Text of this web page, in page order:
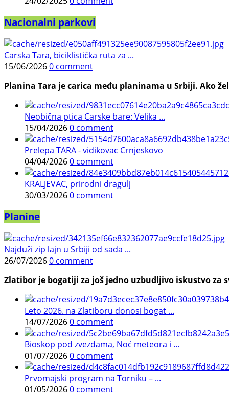
Nacionalni parkovi
Carska Tara, biciklistička ruta za ...
15/06/20260 comment
Planina Tara je carica među planinama u Srbiji. Ako
Neobična ptica Carske bare: Velika ...
15/04/20260 comment
Prelepa TARA - vidikovac Crnjeskovo
04/04/20260 comment
KRALJEVAC, prirodni dragulj
30/03/20260 comment
Planine
Najduži zip lajn u Srbiji od sada ...
26/07/20260 comment
Zlatibor je bogatiji za još jedno uzbudljivo iskustvo
Leto 2026. na Zlatiboru donosi bogat ...
14/07/20260 comment
Bioskop pod zvezdama, Noć meteora i ...
01/07/20260 comment
Prvomajski program na Torniku – ...
01/05/20260 comment